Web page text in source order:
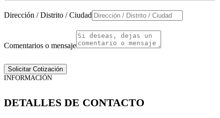
Dirección / Distrito / Ciudad
Comentarios o mensaje
Solicitar Cotización
INFORMACIÓN
DETALLES DE CONTACTO